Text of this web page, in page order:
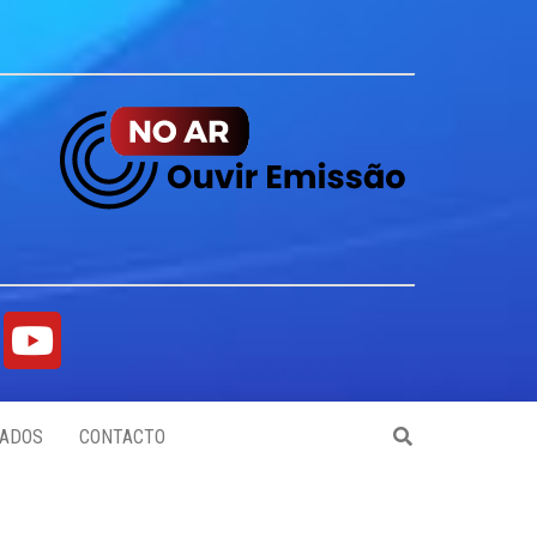
CONTACTO